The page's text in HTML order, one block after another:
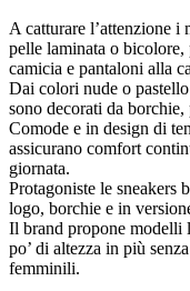
A catturare l’attenzione
pelle laminata o bicolore,
camicia e pantaloni alla
Dai colori nude o
sono decorati da
Comode e in design di
assicurano comfort
giornata.
Protagoniste le sneakers
logo, borchie e in
Il brand propone modelli
po’ di altezza in più
femminili.